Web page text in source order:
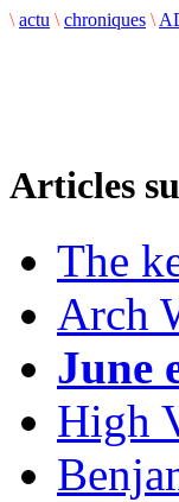
\ actu \ chroniques \
Articles
The
Arch
June
High